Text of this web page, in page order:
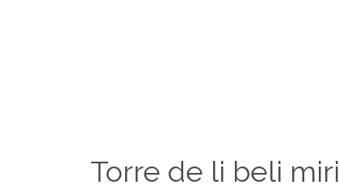
Torre de li beli miri